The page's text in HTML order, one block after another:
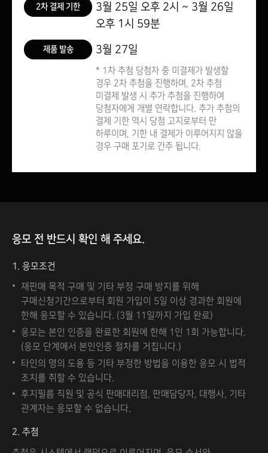
2차 결제 기한 3월 25일 오후 2시 ~ 3월 26일
오후 1시 59분
제품 발송 3월 27일
* 1차 추첨 당첨자 중 미결제가 발생할
경우 2차 추첨을 진행하며, 2차 추첨
미결제 발생 시 추가 추첨을 진행하여
당첨자에게 개별 연락합니다. 추가 추첨의
결제 기한 역시 당첨 고지로부터 만
하루이며, 기한 내 결제가 이루어지지 않을
경우 구매 포기로 간주 됩니다.
응모 전 반드시 확인 해 주세요.
1. 응모조건
재판매 목적 구매 및 기타 부정 구매 방지를 위해
구매신청기간으로부터 회원 가입이 5일 이상 경과한 회원에
한해 응모할 수 있습니다. (3월 11일까지 가입 완료)
응모는 본인 인증을 완료한 회원에 한해 1인 1회 가능합니다.
(응모 단계에서 본인인증 절차를 거칩니다.)
타인의 명의 도용 등 기타 부정한 방법을 이용한 응모 시 법적
조치를 취할 수 있습니다.
후지필름 직원 및 공식 판매대리점, 판매담당자, 대행사, 기타
관계자는 응모할 수 없습니다.
2. 추첨